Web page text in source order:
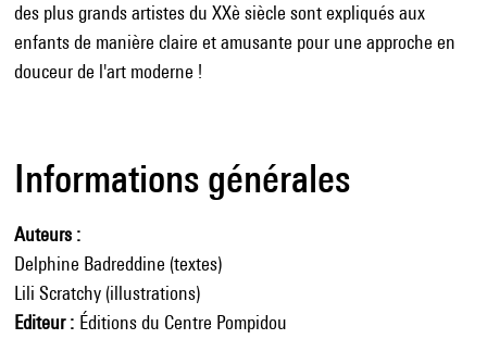
des plus grands artistes du XXè siècle sont expliqués aux
enfants de manière claire et amusante pour une approche en
douceur de l'art moderne !
Informations générales
Auteurs
Delphine Badreddine (textes)
Lili Scratchy (illustrations)
Editeur
Éditions du Centre Pompidou